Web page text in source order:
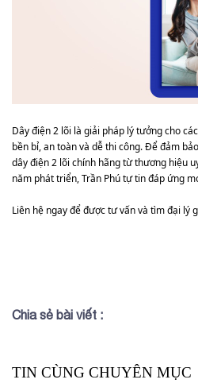
Dây điện 2 lõi là giải pháp lý tưởng cho
bền bỉ, an toàn và dễ thi công. Để đảm
dây điện 2 lõi chính hãng từ thương hiệu
năm phát triển, Trần Phú tự tin đáp ứng
Liên hệ ngay để được tư vấn và tìm đại lý
Chia sẻ bài viết :
TIN CÙNG CHUYÊN MỤC